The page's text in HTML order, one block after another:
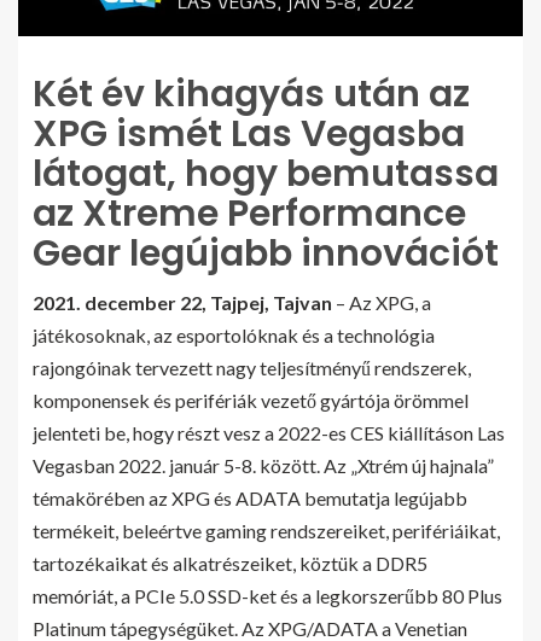
Két év kihagyás után az
XPG ismét Las Vegasba
látogat, hogy bemutassa
az Xtreme Performance
Gear legújabb innovációt
2021. december 22, Tajpej, Tajvan – Az XPG, a
játékosoknak, az esportolóknak és a technológia
rajongóinak tervezett nagy teljesítményű rendszerek,
komponensek és perifériák vezető gyártója örömmel
jelenteti be, hogy részt vesz a 2022-es CES kiállításon Las
Vegasban 2022. január 5-8. között. Az „Xtrém új hajnala”
témakörében az XPG és ADATA bemutatja legújabb
termékeit, beleértve gaming rendszereiket, perifériáikat,
tartozékaikat és alkatrészeiket, köztük a DDR5
memóriát, a PCIe 5.0 SSD-ket és a legkorszerűbb 80 Plus
Platinum tápegységüket. Az XPG/ADATA a Venetian